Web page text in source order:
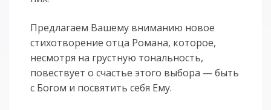
Предлагаем Вашему вниманию новое
стихотворение отца Романа, которое,
несмотря на грустную тональность,
повествует о счастье этого выбора — быть
с Богом и посвятить себя Ему.